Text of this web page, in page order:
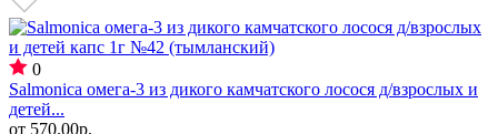
0
Salmonica омега-3 из дикого камчатского лосося д/взрослых и
детей...
от 570.00р.